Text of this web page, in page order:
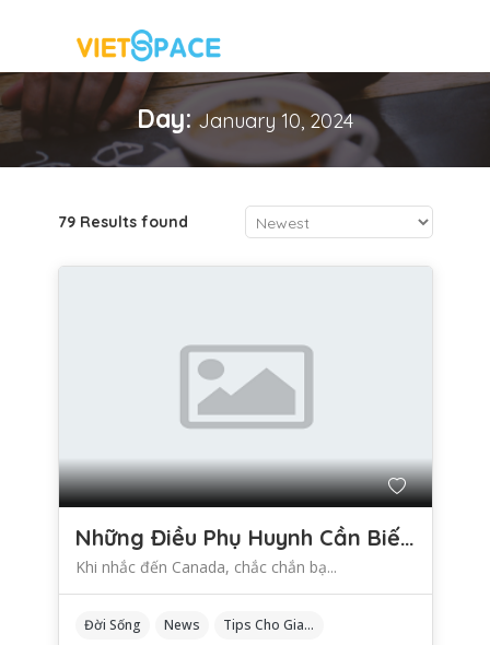
Day:January 10, 2024
79 Results found
Những Điều Phụ Huynh Cần Biết Khi Đăng Ký Cho Con Vào Hệ Thống Giáo Dục Canada
Khi nhắc đến Canada, chắc chắn bạ...
Đời Sống News
Tips Cho Gia Đình